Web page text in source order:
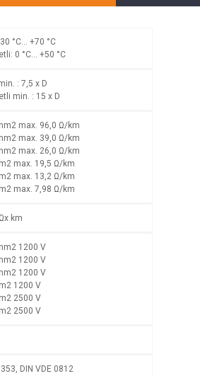
°C… +70 °C
0 °C… +50 °C
: 7,5 x D
min. : 15 x D
max. 96,0 Ω/km
max. 39,0 Ω/km
max. 26,0 Ω/km
max. 19,5 Ω/km
max. 13,2 Ω/km
max. 7,98 Ω/km
km
1200 V
1200 V
1200 V
1200 V
2500 V
2500 V
353, DIN VDE 0812